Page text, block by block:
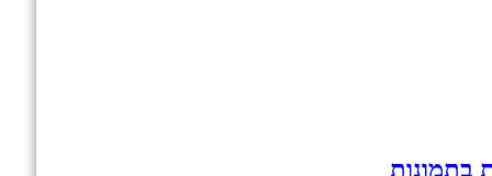
בתמונות